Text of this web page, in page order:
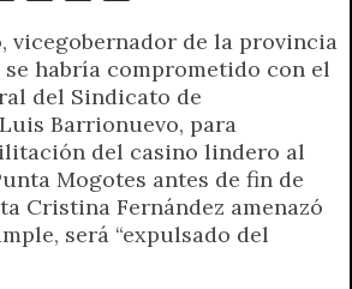
s
s
e
n
g
e
r
p
y
L
i
n
k
a
i
l
i
n
t
F
r
i
e
n
vicegobernador de la provincia
se habría comprometido con el
del Sindicato de
Barrionuevo, para
del casino lindero al
Mogotes antes de fin de
Cristina Fernández amenazó
será “expulsado del